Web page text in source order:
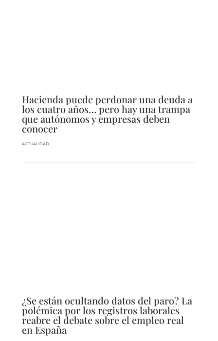
Hacienda puede perdonar una deuda a
los cuatro años… pero hay una trampa
que autónomos y empresas deben
conocer
ACTUALIDAD
¿Se están ocultando datos del paro? La
polémica por los registros laborales
reabre el debate sobre el empleo real
en España